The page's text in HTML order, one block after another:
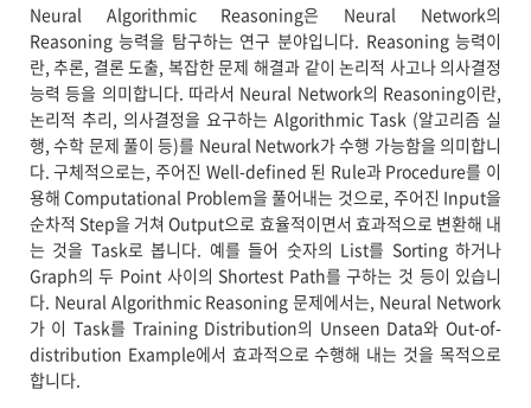
Neural Algorithmic Reasoning은 Neural Network의
Reasoning 능력을 탐구하는 연구 분야입니다. Reasoning 능력이
란, 추론, 결론 도출, 복잡한 문제 해결과 같이 논리적 사고나 의사결정
능력 등을 의미합니다. 따라서 Neural Network의 Reasoning이란,
논리적 추리, 의사결정을 요구하는 Algorithmic Task (알고리즘 실
행, 수학 문제 풀이 등)를 Neural Network가 수행 가능함을 의미합니
다. 구체적으로는, 주어진 Well-defined 된 Rule과 Procedure를 이
용해 Computational Problem을 풀어내는 것으로, 주어진 Input을
순차적 Step을 거쳐 Output으로 효율적이면서 효과적으로 변환해 내
는 것을 Task로 봅니다. 예를 들어 숫자의 List를 Sorting 하거나
Graph의 두 Point 사이의 Shortest Path를 구하는 것 등이 있습니
다. Neural Algorithmic Reasoning 문제에서는, Neural Network
가 이 Task를 Training Distribution의 Unseen Data와 Out-of-
distribution Example에서 효과적으로 수행해 내는 것을 목적으로
합니다.